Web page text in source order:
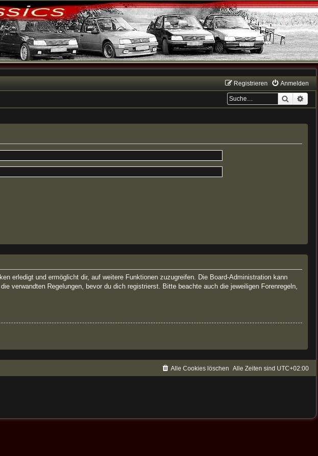
Anmelden
Registrieren
Suche
erledigt und ermöglicht dir, auf weitere Funktionen zuzugreifen. Die Board-Administration kann
verwandten Regelungen, bevor du dich registrierst. Bitte beachte auch die jeweiligen Forenregeln,
Alle Zeiten sind UTC+02:00
Alle Cookies löschen